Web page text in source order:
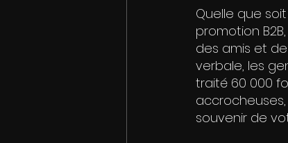
Quelle que
promotion
des amis et
verbale, les
traité 60 000
souvenir de